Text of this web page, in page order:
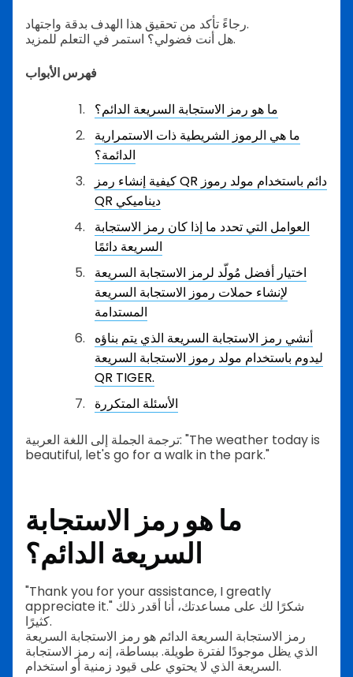
رجاءً تأكد من تحقيق هذا الهدف بدقة واجتهاد.
هل أنت فضولي؟ استمر في التعلم للمزيد.
فهرس الأبواب
ما هو رمز الاستجابة السريعة الدائم؟
ما هي الرموز الشريطية ذات الاستمرارية
الدائمة؟
كيفية إنشاء رمز QR دائم باستخدام مولد رموز
QR ديناميكي
العوامل التي تحدد ما إذا كان رمز الاستجابة
السريعة دائمًا
اختيار أفضل مُولّد لرمز الاستجابة السريعة
لإنشاء حملات رموز الاستجابة السريعة
المستدامة
أنشي رمز الاستجابة السريعة الذي يتم بناؤه
ليدوم باستخدام مولد رموز الاستجابة السريعة
QR TIGER.
الأسئلة المتكررة
ترجمة الجملة إلى اللغة العربية: "The weather today is
beautiful, let's go for a walk in the park."
ما هو رمز الاستجابة
السريعة الدائم؟
"Thank you for your assistance, I greatly
appreciate it." شكرًا لك على مساعدتك، أنا أقدر ذلك
كثيرًا.
رمز الاستجابة السريعة الدائم هو رمز الاستجابة السريعة
الذي يظل موجودًا لفترة طويلة. ببساطة، إنه رمز الاستجابة
السريعة الذي لا يحتوي على قيود زمنية أو استخدام.